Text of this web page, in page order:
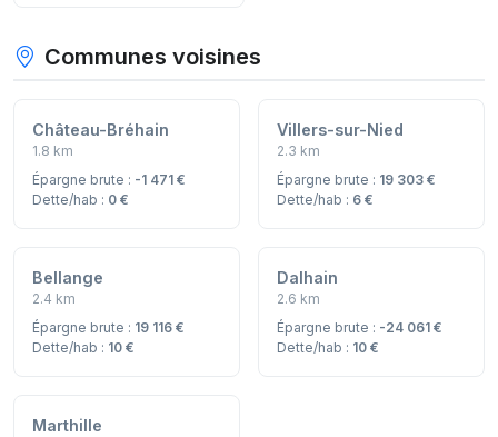
Communes voisines
Château-Bréhain
1.8 km
Épargne brute : -1 471 €
Dette/hab : 0 €
Villers-sur-Nied
2.3 km
Épargne brute : 19 303 €
Dette/hab : 6 €
Bellange
2.4 km
Épargne brute : 19 116 €
Dette/hab : 10 €
Dalhain
2.6 km
Épargne brute : -24 061 €
Dette/hab : 10 €
Marthille